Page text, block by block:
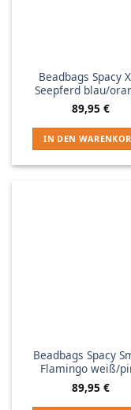
Beadbags Spacy
Seepferd blau/
89,95 €
IN DEN
Beadbags Spacy
Flamingo weiß/
89,95 €